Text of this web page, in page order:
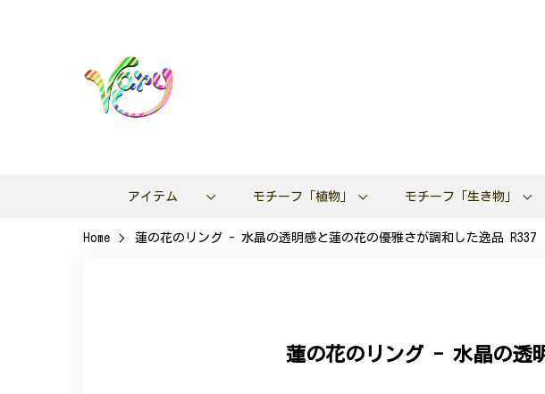
アイテム モチーフ「植物」 モチーフ「生き物」
Home 蓮の花のリング - 水晶の透明感と蓮の花の優雅さが調和した逸品 R337
蓮の花のリング - 水晶の透